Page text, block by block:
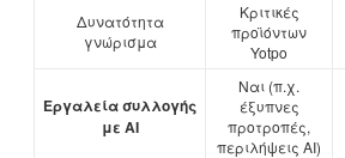
Δυνατότητα
γνώρισμα
Κριτικές
προϊόντων
Yotpo
Εργαλεία συλλογής
με AI
Ναι (π.χ.
έξυπνες
προτροπές,
περιλήψεις AI)